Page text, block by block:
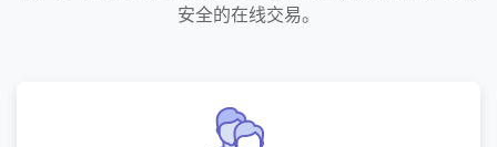
安全的在线交易。